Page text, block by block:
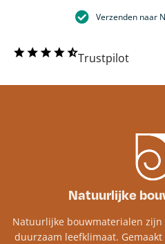
Verzenden naar
Trustpilot
Natuurlijke
Natuurlijke bouwmaterialen zijn
duurzaam leefklimaat.